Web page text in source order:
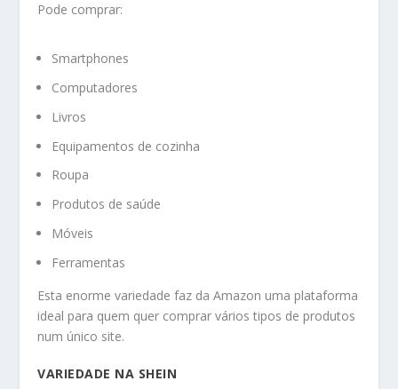
Pode comprar:
Smartphones
Computadores
Livros
Equipamentos de cozinha
Roupa
Produtos de saúde
Móveis
Ferramentas
Esta enorme variedade faz da Amazon uma plataforma
ideal para quem quer comprar vários tipos de produtos
num único site.
VARIEDADE NA SHEIN